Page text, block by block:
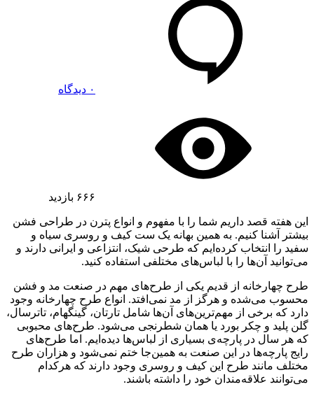
۰ دیدگاه
۶۶۶ بازدید
این هفته قصد داریم شما را با مفهوم و انواع پترن در طراحی فشن
بیشتر آشنا کنیم. به همین بهانه یک ست کیف و روسری سیاه و
سفید را انتخاب کرده‌ایم که طرحی شیک، انتزاعی و ایرانی دارند و
می‌توانید آن‌ها را با لباس‌های مختلفی استفاده کنید.
طرح چهارخانه از قدیم یکی از طرح‌های مهم در صنعت مد و فشن
محسوب می‌شده و هرگز از مد نمی‌افتد. انواع طرح چهارخانه وجود
دارد که برخی از مهم‌ترین‌های آن‌ها شامل تارتان، گینگهام، تاترسال،
گلن پلید و چکر بورد یا همان شطرنجی می‌شود. طرح‌های محبوبی
که هر سال در پارچه‌ی بسیاری از لباس‌ها دیده‌ایم. اما طرح‌های
رایج پارچه‌ها در این صنعت به همین‌جا ختم نمی‌شود و هزاران طرح
مختلف مانند طرح این کیف و روسری وجود دارند که هرکدام
می‌توانند علاقه‌مندان خود را داشته باشند.